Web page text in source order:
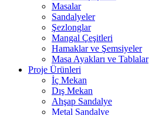
Masalar
Sandalyeler
Şezlonglar
Mangal Çeşitleri
Hamaklar ve Şemsiyeler
Masa Ayakları ve Tablalar
Proje Ürünleri
İç Mekan
Dış Mekan
Ahşap Sandalye
Metal Sandalye